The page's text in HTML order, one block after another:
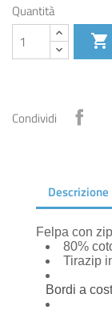
Quantità

Condividi
Descrizione
Felpa con
80%
Tirazip
Bordi a